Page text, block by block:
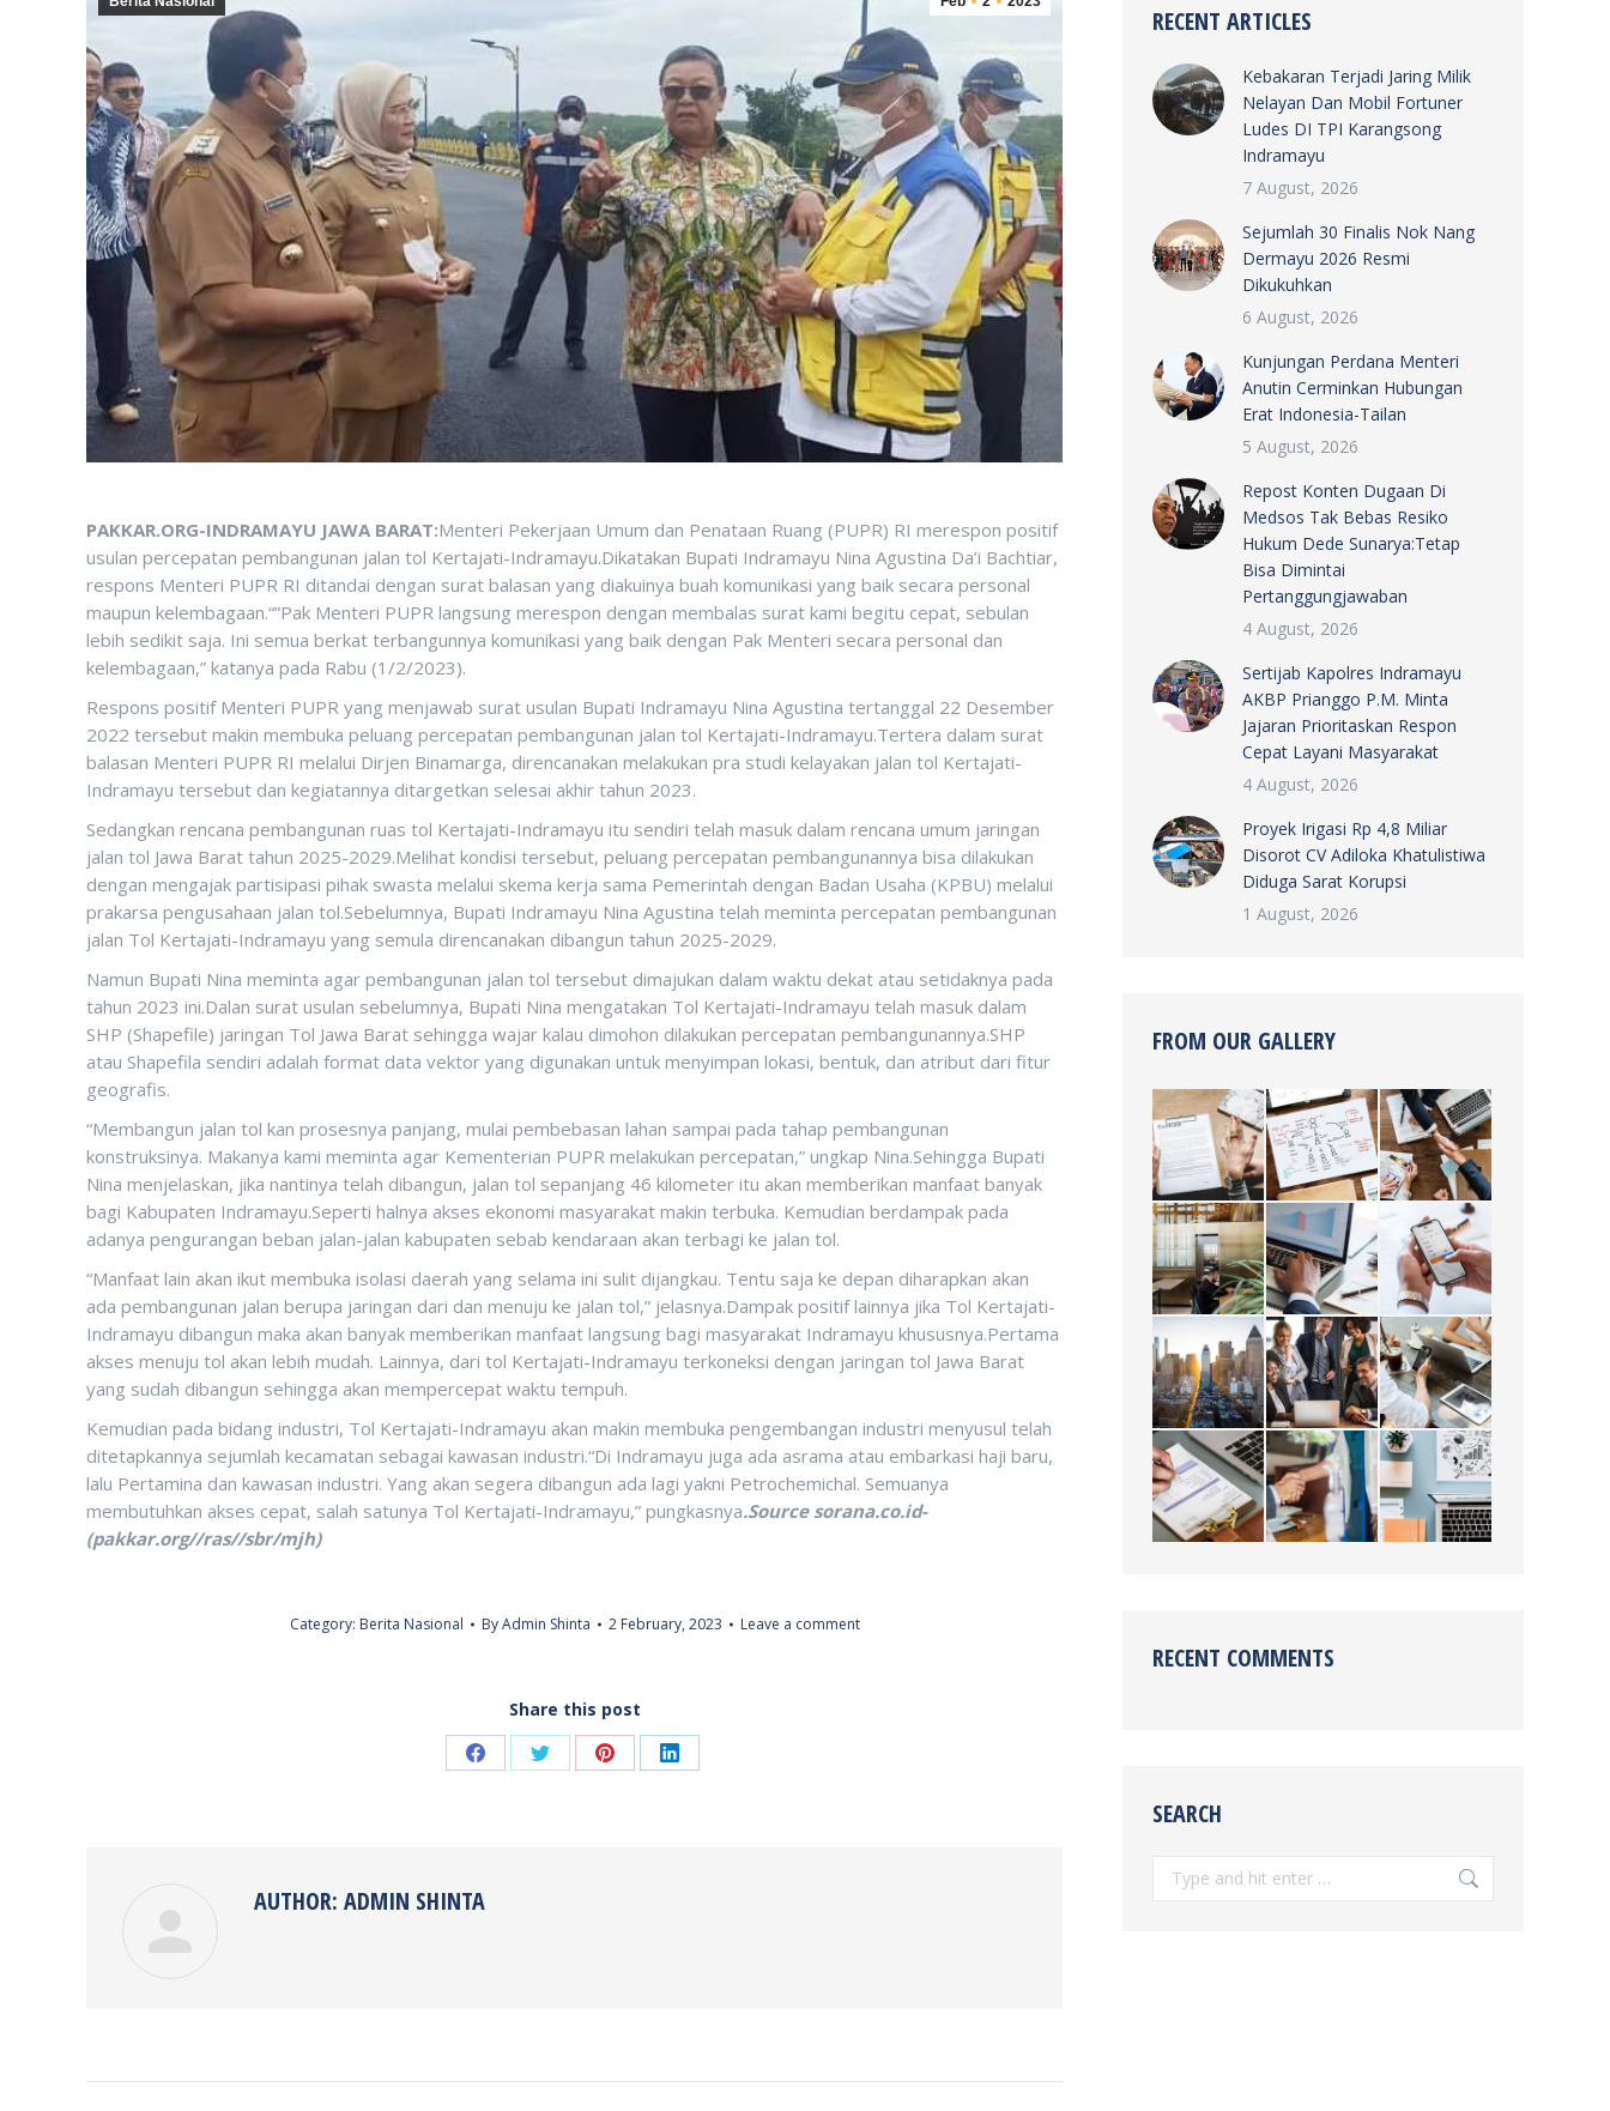
PAKKAR.ORG-INDRAMAYU JAWA BARAT:Menteri Pekerjaan Umum dan Penataan Ruang (PUPR) RI merespon positif
usulan percepatan pembangunan jalan tol Kertajati-Indramayu.Dikatakan Bupati Indramayu Nina Agustina Da’i Bachtiar,
respons Menteri PUPR RI ditandai dengan surat balasan yang diakuinya buah komunikasi yang baik secara personal
maupun kelembagaan.“”Pak Menteri PUPR langsung merespon dengan membalas surat kami begitu cepat, sebulan
lebih sedikit saja. Ini semua berkat terbangunnya komunikasi yang baik dengan Pak Menteri secara personal dan
kelembagaan,” katanya pada Rabu (1/2/2023).
Respons positif Menteri PUPR yang menjawab surat usulan Bupati Indramayu Nina Agustina tertanggal 22 Desember
2022 tersebut makin membuka peluang percepatan pembangunan jalan tol Kertajati-Indramayu.Tertera dalam surat
balasan Menteri PUPR RI melalui Dirjen Binamarga, direncanakan melakukan pra studi kelayakan jalan tol Kertajati-
Indramayu tersebut dan kegiatannya ditargetkan selesai akhir tahun 2023.
Sedangkan rencana pembangunan ruas tol Kertajati-Indramayu itu sendiri telah masuk dalam rencana umum jaringan
jalan tol Jawa Barat tahun 2025-2029.Melihat kondisi tersebut, peluang percepatan pembangunannya bisa dilakukan
dengan mengajak partisipasi pihak swasta melalui skema kerja sama Pemerintah dengan Badan Usaha (KPBU) melalui
prakarsa pengusahaan jalan tol.Sebelumnya, Bupati Indramayu Nina Agustina telah meminta percepatan pembangunan
jalan Tol Kertajati-Indramayu yang semula direncanakan dibangun tahun 2025-2029.
Namun Bupati Nina meminta agar pembangunan jalan tol tersebut dimajukan dalam waktu dekat atau setidaknya pada
tahun 2023 ini.Dalan surat usulan sebelumnya, Bupati Nina mengatakan Tol Kertajati-Indramayu telah masuk dalam
SHP (Shapefile) jaringan Tol Jawa Barat sehingga wajar kalau dimohon dilakukan percepatan pembangunannya.SHP
atau Shapefila sendiri adalah format data vektor yang digunakan untuk menyimpan lokasi, bentuk, dan atribut dari fitur
geografis.
“Membangun jalan tol kan prosesnya panjang, mulai pembebasan lahan sampai pada tahap pembangunan
konstruksinya. Makanya kami meminta agar Kementerian PUPR melakukan percepatan,” ungkap Nina.Sehingga Bupati
Nina menjelaskan, jika nantinya telah dibangun, jalan tol sepanjang 46 kilometer itu akan memberikan manfaat banyak
bagi Kabupaten Indramayu.Seperti halnya akses ekonomi masyarakat makin terbuka. Kemudian berdampak pada
adanya pengurangan beban jalan-jalan kabupaten sebab kendaraan akan terbagi ke jalan tol.
“Manfaat lain akan ikut membuka isolasi daerah yang selama ini sulit dijangkau. Tentu saja ke depan diharapkan akan
ada pembangunan jalan berupa jaringan dari dan menuju ke jalan tol,” jelasnya.Dampak positif lainnya jika Tol Kertajati-
Indramayu dibangun maka akan banyak memberikan manfaat langsung bagi masyarakat Indramayu khususnya.Pertama
akses menuju tol akan lebih mudah. Lainnya, dari tol Kertajati-Indramayu terkoneksi dengan jaringan tol Jawa Barat
yang sudah dibangun sehingga akan mempercepat waktu tempuh.
Kemudian pada bidang industri, Tol Kertajati-Indramayu akan makin membuka pengembangan industri menyusul telah
ditetapkannya sejumlah kecamatan sebagai kawasan industri.“Di Indramayu juga ada asrama atau embarkasi haji baru,
lalu Pertamina dan kawasan industri. Yang akan segera dibangun ada lagi yakni Petrochemichal. Semuanya
membutuhkan akses cepat, salah satunya Tol Kertajati-Indramayu,” pungkasnya.Source sorana.co.id-
(pakkar.org//ras//sbr/mjh)
Category: Berita Nasional ByAdmin Shinta 2 February, 2023 Leave a comment
Share this post
Share Share Share Share
AUTHOR: ADMIN SHINTA
RECENT ARTICLES
Kebakaran Terjadi Jaring Milik
Nelayan Dan Mobil Fortuner
Ludes DI TPI Karangsong
Indramayu
7 August, 2026
Sejumlah 30 Finalis Nok Nang
Dermayu 2026 Resmi
Dikukuhkan
6 August, 2026
Kunjungan Perdana Menteri
Anutin Cerminkan Hubungan
Erat Indonesia-Tailan
5 August, 2026
Repost Konten Dugaan Di
Medsos Tak Bebas Resiko
Hukum Dede Sunarya:Tetap
Bisa Dimintai
Pertanggungjawaban
4 August, 2026
Sertijab Kapolres Indramayu
AKBP Prianggo P.M. Minta
Jajaran Prioritaskan Respon
Cepat Layani Masyarakat
4 August, 2026
Proyek Irigasi Rp 4,8 Miliar
Disorot CV Adiloka Khatulistiwa
Diduga Sarat Korupsi
1 August, 2026
FROM OUR GALLERY
RECENT COMMENTS
SEARCH
Search: